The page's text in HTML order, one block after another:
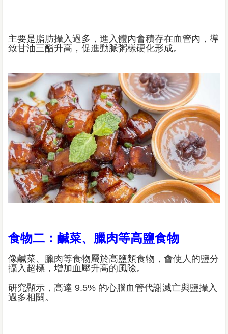
主要是脂肪攝入過多，進入體內會積存在血管內，導
致甘油三酯升高，促進動脈粥樣硬化形成。
食物二：鹹菜、臘肉等高鹽食物
像鹹菜、臘肉等食物屬於高鹽類食物，會使人的鹽分
攝入超標，增加血壓升高的風險。
研究顯示，高達 9.5% 的心腦血管代謝滅亡與鹽攝入
過多相關。